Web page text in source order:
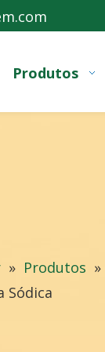
Produtos
» Produtos »
Sódica